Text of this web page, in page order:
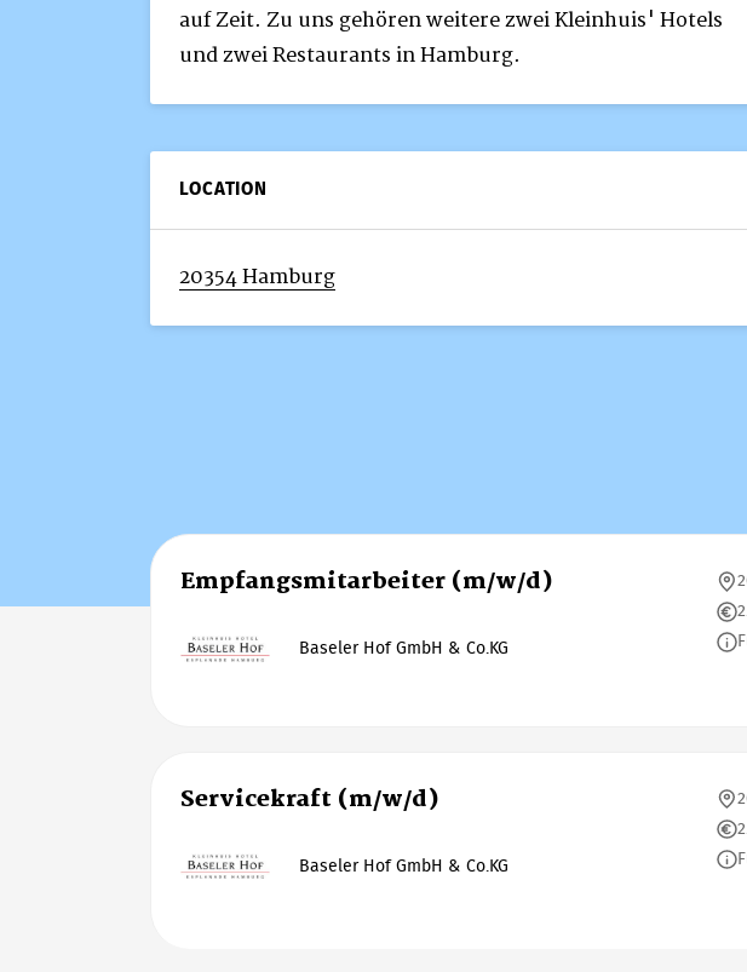
auf Zeit. Zu uns gehören weitere zwei Kleinhuis' Hotels
und zwei Restaurants in Hamburg.
LOCATION
20354 Hamburg
Empfangsmitarbeiter (m/w/d)
Baseler Hof GmbH & Co.KG
Servicekraft (m/w/d)
Baseler Hof GmbH & Co.KG